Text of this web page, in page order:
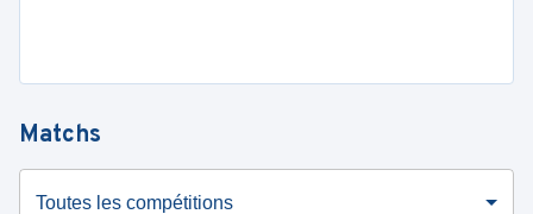
Matchs
Toutes les compétitions